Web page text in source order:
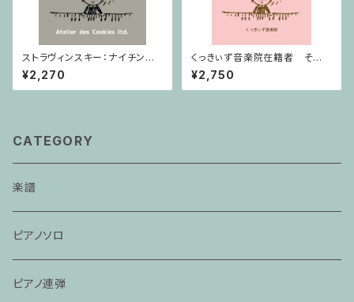
ストラヴィンスキー：ナイチンゲ
ールの歌・中国の行進曲 / ヴァ
イオリン・ピアノ
¥2,270
くっきぃず音楽院在籍者 その
他のご利用支払用商品 ワニく
んのキーボード
¥2,750
CATEGORY
楽譜
ピアノソロ
ピアノ連弾